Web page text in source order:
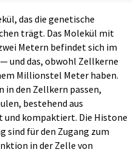
das die genetische
trägt. Das Molekül mit
Metern befindet sich im
und das, obwohl Zellkerne
Millionstel Meter haben.
in den Zellkern passen,
bestehend aus
kompaktiert. Die Histone
sind für den Zugang zum
in der Zelle von